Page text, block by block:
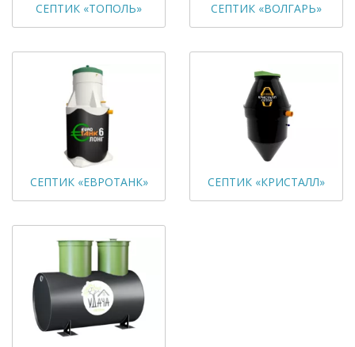
СЕПТИК «ТОПОЛЬ» СЕПТИК «ВОЛГАРЬ»
СЕПТИК «ЕВРОТАНК» СЕПТИК «КРИСТАЛЛ»